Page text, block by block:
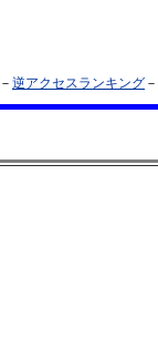
－ 逆アクセスランキング －